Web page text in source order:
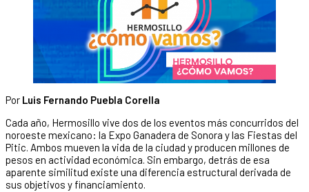
Por Luis Fernando Puebla Corella
Cada año, Hermosillo vive dos de los eventos más concurridos del
noroeste mexicano: la Expo Ganadera de Sonora y las Fiestas del
Pitic. Ambos mueven la vida de la ciudad y producen millones de
pesos en actividad económica. Sin embargo, detrás de esa
aparente similitud existe una diferencia estructural derivada de
sus objetivos y financiamiento.